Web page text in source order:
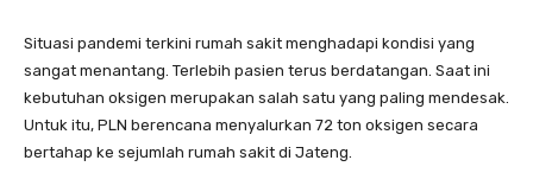
Situasi pandemi terkini rumah sakit menghadapi kondisi yang
sangat menantang. Terlebih pasien terus berdatangan. Saat ini
kebutuhan oksigen merupakan salah satu yang paling mendesak.
Untuk itu, PLN berencana menyalurkan 72 ton oksigen secara
bertahap ke sejumlah rumah sakit di Jateng.